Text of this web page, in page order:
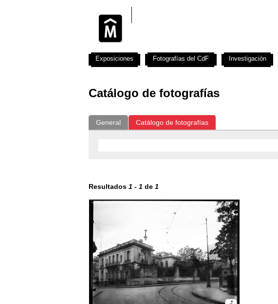
Catálogo de fotografías
General Catálogo de fotografías
Resultados 1 - 1 de 1
Exposiciones Fotografías del CdF Investigación